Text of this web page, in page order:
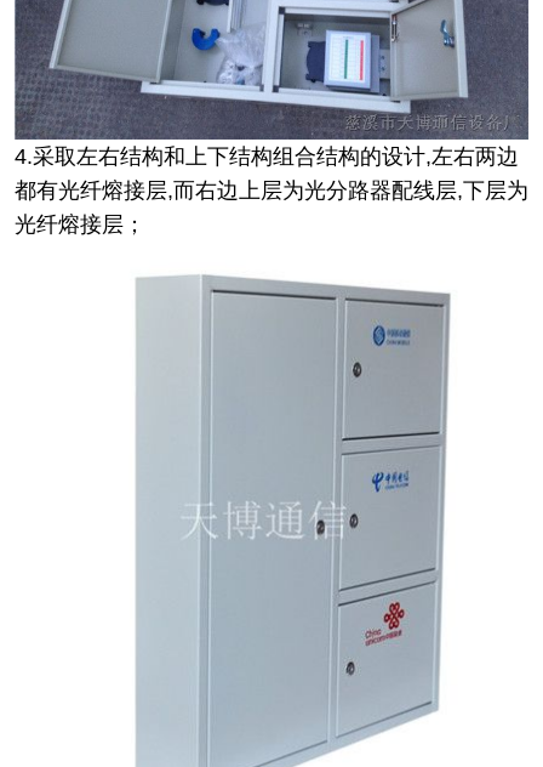
4.采取左右结构和上下结构组合结构的设计,左右两边
都有光纤熔接层,而右边上层为光分路器配线层,下层为
光纤熔接层；